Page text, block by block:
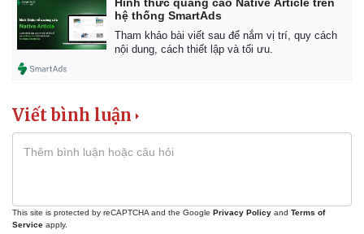
hệ thống SmartAds
Tham khảo bài viết sau để nắm vị trí, quy cách
nội dung, cách thiết lập và tối ưu.
Viết bình luận
This site is protected by reCAPTCHA and the Google Privacy Policy and Terms of
Service apply.